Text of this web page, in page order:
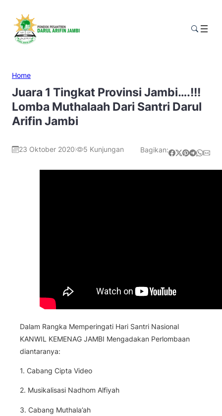
Home
Juara 1 Tingkat Provinsi Jambi….!!!
Lomba Muthalaah Dari Santri Darul
Arifin Jambi
23 Oktober 2020 5 Kunjungan Bagikan: Share on Facebook Share on X Share on Pinterest Share on TelegramShare on WhatsApp Share on Email
Dalam Rangka Memperingati Hari Santri Nasional
KANWIL KEMENAG JAMBI Mengadakan Perlombaan
diantaranya:
1. Cabang Cipta Video
2. Musikalisasi Nadhom Alfiyah
3. Cabang Muthala’ah